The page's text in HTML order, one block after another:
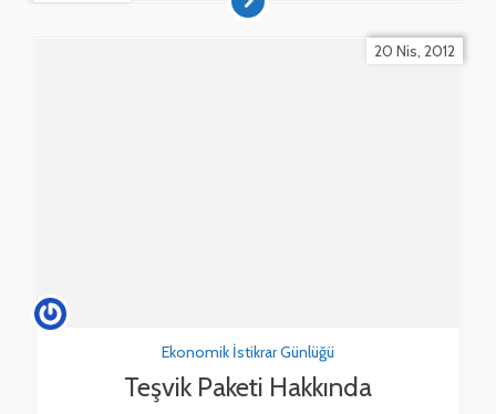
20 Nis, 2012
Ekonomik İstikrar Günlüğü
Teşvik Paketi Hakkında